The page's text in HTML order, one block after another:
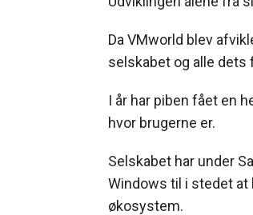
Da VMworld blev
selskabet og alle dets
I år har piben fået en
hvor brugerne er.
Selskabet har under
Windows til i stedet
økosystem.